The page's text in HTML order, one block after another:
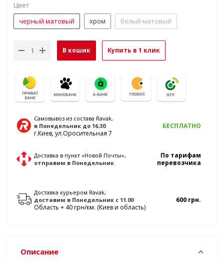
Цвет
черный матовый
хром белый матовый
В кошик Купить в 1 клик
Самовывоз из состава Ravak,
в Понедельник до 16.30
г.Киев, ул.Оросительная 7
БЕСПЛАТНО
Доставка в пункт «Новой Почты»,
отправим в Понедельник
По тарифам
перевозчика
Доставка курьером Ravak,
доставим в Понедельник с 11.00
Область + 40 грн/км. (Киев и область)
600 грн.
Описание